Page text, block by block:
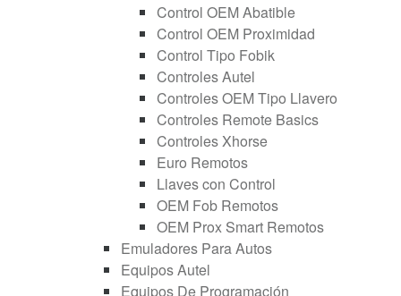
Control OEM Abatible
Control OEM Proximidad
Control Tipo Fobik
Controles Autel
Controles OEM Tipo Llavero
Controles Remote Basics
Controles Xhorse
Euro Remotos
Llaves con Control
OEM Fob Remotos
OEM Prox Smart Remotos
Emuladores Para Autos
Equipos Autel
Equipos De Programación